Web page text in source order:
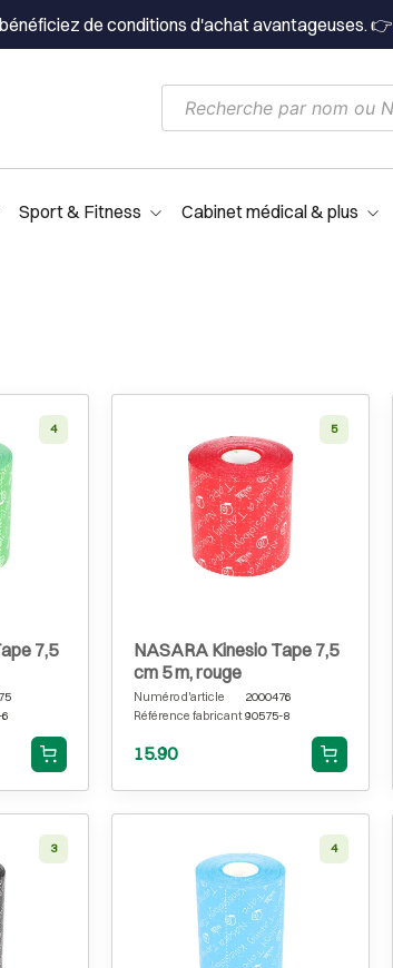
de conditions d'achat avantageuses. 👉
Sport & Fitness Cabinet médical & plus
4
7,5
5
NASARA Kinesio Tape 7,5
cm 5 m, rouge
Numéro d'article
2000476
Référence fabricant 90575-8
15.90
3 4